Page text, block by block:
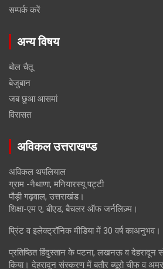
सम्पर्क करें
अन्य विषय
बोल चैतू
बेजुबान
जब छुआ आसमां
विरासत
अविकल उत्तराखण्ड
अविकल थपलियाल
ग्राम -नैथाणा, मनियारस्यू पट्टी
पौड़ी गढ़वाल, उत्तराखंड।
शिक्षा-एम ए, बीएड, बैचलर ऑफ जर्नलिज़्म।
प्रिंट व इलेक्ट्रॉनिक मीडिया में 30 वर्ष काअनुभव।
प्रतिष्ठित हिंदुस्तान के पटना, लखनऊ व
किया। देहरादून संस्करण में बतौर ब्यूरो चीफ व